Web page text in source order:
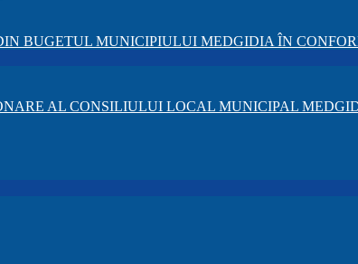
BUGETUL MUNICIPIULUI MEDGIDIA ÎN
AL CONSILIULUI LOCAL MUNICIPAL